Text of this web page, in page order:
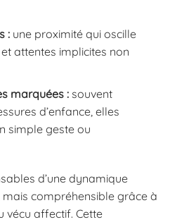
:une proximité qui oscille
attentes implicites non
marquées :souvent
d’enfance, elles
simple geste ou
d’une dynamique
compréhensible grâce à
vécu affectif. Cette